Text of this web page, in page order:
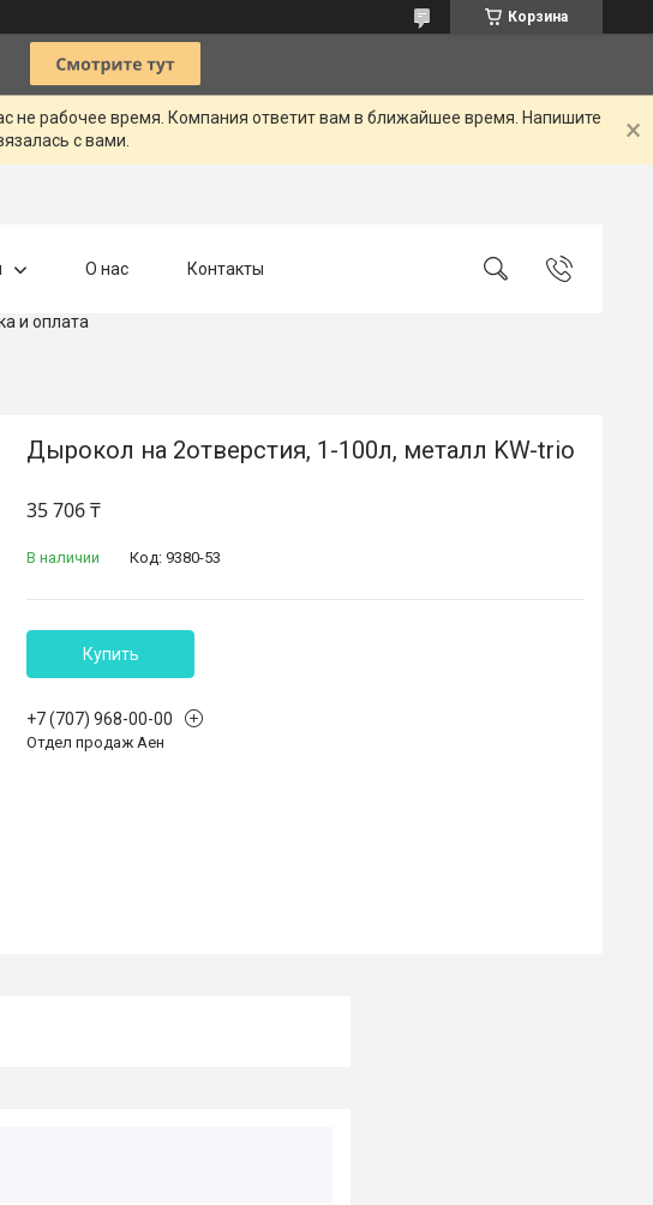
Корзина
не рабочее время. Компания ответит вам в ближайшее время. Напишите
с вами.
О нас Контакты
и оплата
Дырокол на 2отверстия, 1-100л, металл KW-trio
35 706 ₸
В наличии Код: 9380-53
Купить
+7 (707) 968-00-00
Отдел продаж Аен